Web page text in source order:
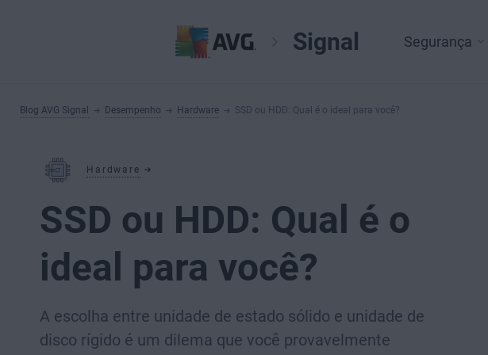
Signal Segurança
Blog AVG Signal Desempenho Hardware SSD ou HDD: Qual é o ideal para você?
Hardware
SSD ou HDD: Qual é o
ideal para você?
A escolha entre unidade de estado sólido e unidade de
disco rígido é um dilema que você provavelmente